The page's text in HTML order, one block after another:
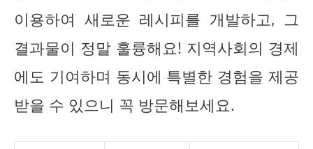
이용하여 새로운 레시피를 개발하고, 그
결과물이 정말 훌륭해요! 지역사회의 경제
에도 기여하며 동시에 특별한 경험을 제공
받을 수 있으니 꼭 방문해보세요.